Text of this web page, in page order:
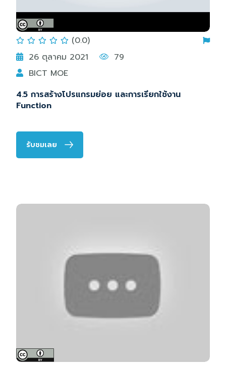
(0.0)
26 ตุลาคม 2021
79
BICT MOE
4.5 การสร้างโปรแกรมย่อย และการเรียกใช้งาน
Function
รับชมเลย